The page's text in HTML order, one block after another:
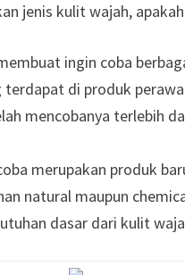
jenis kulit wajah,
ingin coba
di produk
mencobanya terlebih
merupakan produk
natural maupun
dasar dari kulit